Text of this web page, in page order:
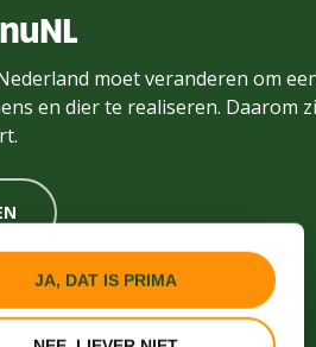
JA, DAT IS PRIMA
moet veranderen om
en dier te realiseren. Daarom